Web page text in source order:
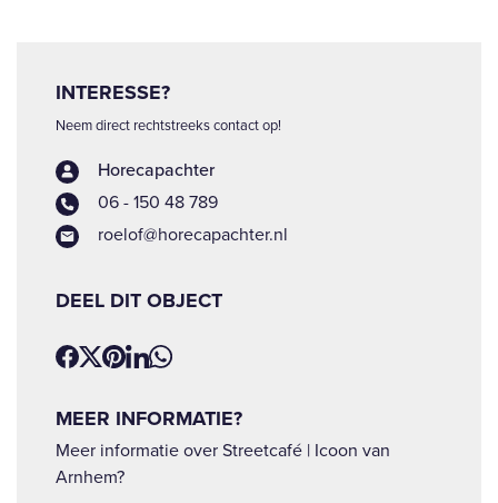
INTERESSE?
Neem direct rechtstreeks contact op!
Horecapachter
06 - 150 48 789
roelof@horecapachter.nl
DEEL DIT OBJECT
MEER INFORMATIE?
Meer informatie over Streetcafé | Icoon van
Arnhem?